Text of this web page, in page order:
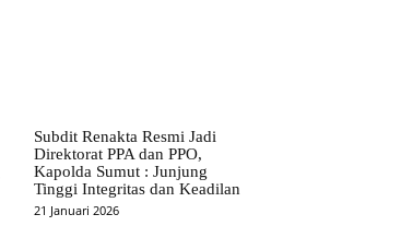
Subdit Renakta Resmi Jadi
Direktorat PPA dan PPO,
Kapolda Sumut : Junjung
Tinggi Integritas dan Keadilan
21 Januari 2026